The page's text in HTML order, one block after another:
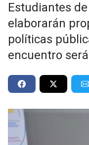
Estudiantes
elaborarán
políticas
encuentro